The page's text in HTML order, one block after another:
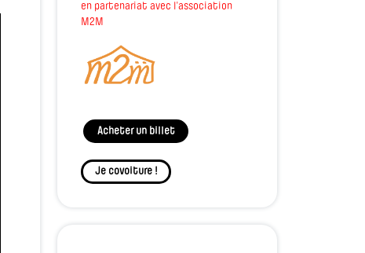
en partenariat avec l'association
M2M
Acheter un billet
Je covoiture !